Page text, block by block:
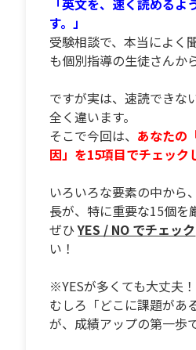
す。」
受験相談で、本当によく
も個別指導の生徒さんか
ですが実は、速読できな
全く違います。
そこで今回は、 あなたの
因」を15項目でチェック
いろいろな要素の中か
長が、特に重要な15個を
ぜひYES / NO でチェック
い！
※YESが多くても大丈夫！
むしろ「どこに課題があ
が、成績アップの第一歩で